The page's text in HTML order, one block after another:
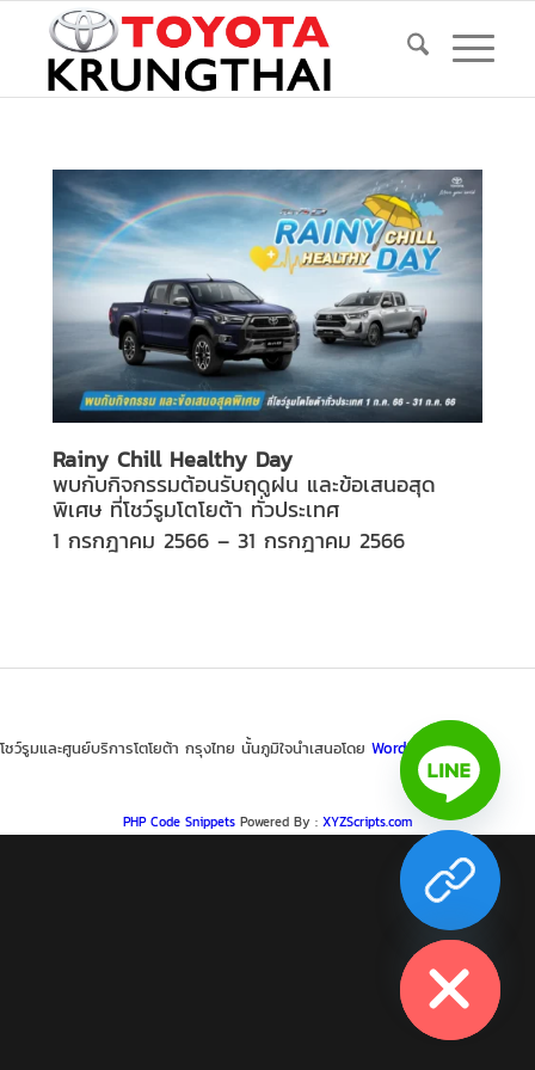
Rainy Chill Healthy Day
พบกับกิจกรรมต้อนรับฤดูฝน และข้อเสนอสุด
พิเศษ ที่โชว์รูมโตโยต้า ทั่วประเทศ
1 กรกฎาคม 2566 – 31 กรกฎาคม 2566
โชว์รูมและศูนย์บริการโตโยต้า กรุงไทย นั้นภูมิใจนำเสนอโดย WordPress
PHP Code Snippets Powered By : XYZScripts.com
Hide
chaty